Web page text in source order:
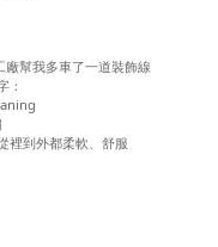
幫我多車了一道裝飾線
：
裡到外都柔軟、舒服